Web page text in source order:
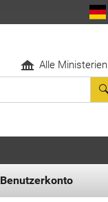
Alle Ministerien
Benutzerkonto